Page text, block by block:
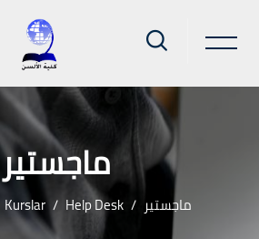
ماجستير
Kurslar Help Desk ماجستير